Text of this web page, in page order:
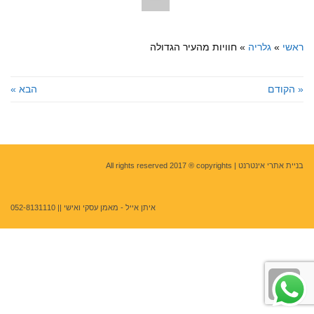
ראשי » גלריה » חוויות מהעיר הגדולה
« הקודם הבא »
בניית אתרי אינטרנט
איתן אייל - מאמן עסקי ואישי || 052-8131110
גלילה
לראש
העמוד